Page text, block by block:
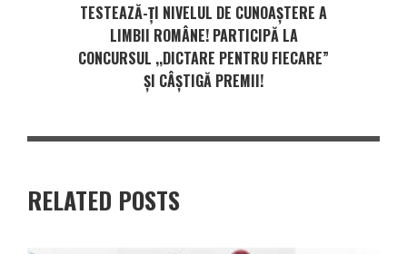
TESTEAZĂ-ȚI NIVELUL DE CUNOAȘTERE A
LIMBII ROMÂNE! PARTICIPĂ LA
CONCURSUL ,,DICTARE PENTRU FIECARE”
ȘI CÂȘTIGĂ PREMII!
RELATED POSTS